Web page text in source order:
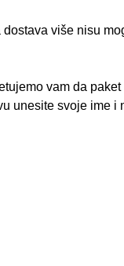
više nisu
vam da
unesite svoje ime i